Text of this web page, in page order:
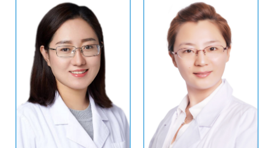
四、人才培养
招收培养硕士研究生43名，博士研究生11名，博士后5
名。向国内各大医院输送了大批的优秀的妇科肿瘤专业的毕
业生。
五、护理管理
妇科三病房不仅有出色的医疗队伍，还有一支高水平